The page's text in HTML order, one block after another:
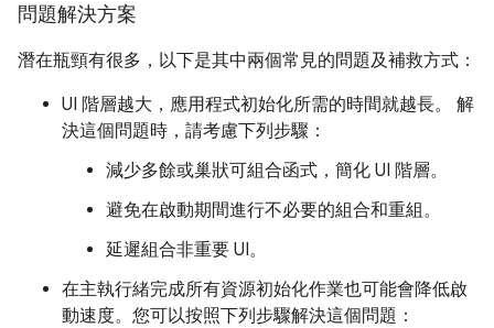
問題解決方案
潛在瓶頸有很多，以下是其中兩個常見的問題及補救方式：
UI 階層越大，應用程式初始化所需的時間就越長。 解
決這個問題時，請考慮下列步驟：
減少多餘或巢狀可組合函式，簡化 UI 階層。
避免在啟動期間進行不必要的組合和重組。
延遲組合非重要 UI。
在主執行緒完成所有資源初始化作業也可能會降低啟
動速度。您可以按照下列步驟解決這個問題：